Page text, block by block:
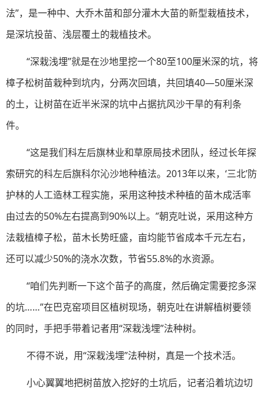
法”，是一种中、大乔木苗和部分灌木大苗的新型栽植技术，
是深坑投苗、浅层覆土的栽植技术。
“深栽浅埋”就是在沙地里挖一个80至100厘米深的坑，将
樟子松树苗栽种到坑内，分两次回填，共回填40—50厘米深
的土，让树苗在近半米深的坑中占据抗风沙干旱的有利条
件。
“这是我们科左后旗林业和草原局技术团队，经过长年探
索研究的科左后旗科尔沁沙地种植法。2013年以来，‘三北’防
护林的人工造林工程实施，采用这种技术种植的苗木成活率
由过去的50%左右提高到90%以上。”朝克吐说，采用这种方
法栽植樟子松，苗木长势旺盛，亩均能节省成本千元左右，
还可以减少50%的浇水次数，节省55.8%的水资源。
“咱们先判断一下这个苗子的高度，然后确定需要挖多深
的坑……”在巴克窑项目区植树现场，朝克吐在讲解植树要领
的同时，手把手带着记者用“深栽浅埋”法种树。
不得不说，用“深栽浅埋”法种树，真是一个技术活。
小心翼翼地把树苗放入挖好的土坑后，记者沿着坑边切